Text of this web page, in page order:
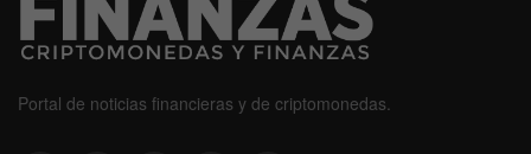
Portal de noticias financieras y de criptomonedas.